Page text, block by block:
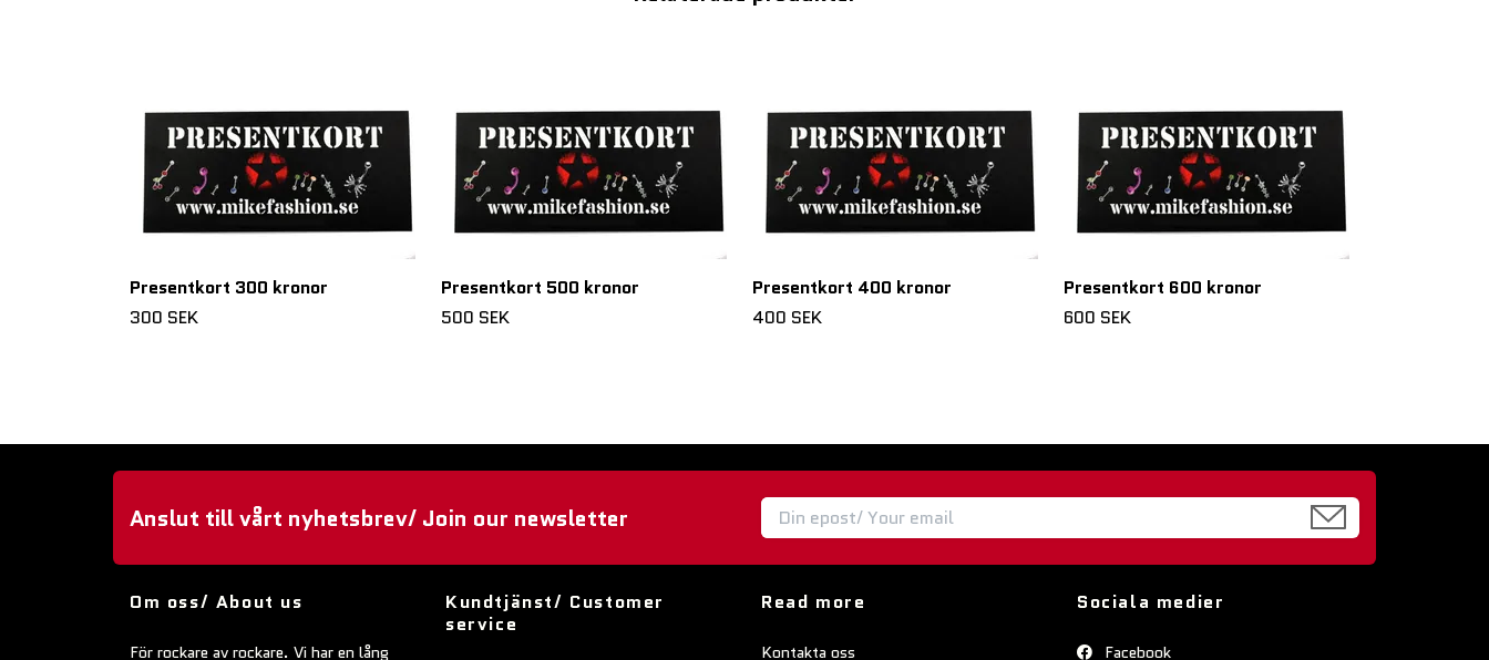
Presentkort 300 kronor
300 SEK
Presentkort 500 kronor
500 SEK
Presentkort 400 kronor
400 SEK
Presentkort 600 kronor
600 SEK
Anslut till vårt nyhetsbrev/ Join our newsletter
Om oss/ About us
För rockare av rockare. Vi har en lång
Kundtjänst/ Customer
service
Read more
Kontakta oss
Sociala medier
Facebook